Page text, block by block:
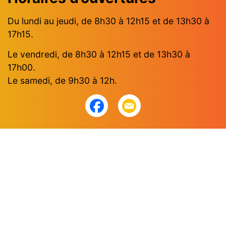
Du lundi au jeudi, de 8h30 à 12h15 et de 13h30 à
17h15.
Le vendredi, de 8h30 à 12h15 et de 13h30 à
17h00.
Le samedi, de 9h30 à 12h.